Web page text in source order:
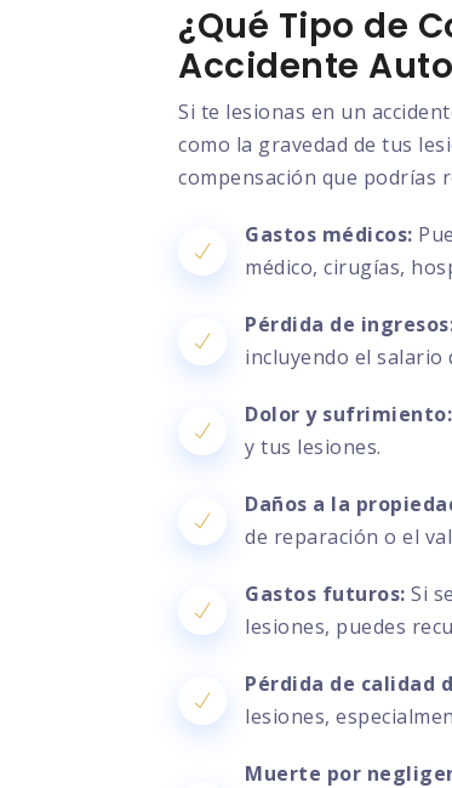
¿Qué Tipo de
Accidente
Si te lesionas en un
como la gravedad de tus
compensación que podrías
Gastos médicos:
médico, cirugías,
Pérdida de
incluyendo el salario
Dolor y sufrimiento:
y tus lesiones.
Daños a la
de reparación o el
Gastos futuros: Si
lesiones, puedes
Pérdida de calidad
lesiones,
Muerte por